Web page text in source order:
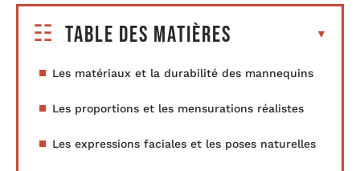
Table des matières
Les matériaux et la durabilité des mannequins
Les proportions et les mensurations réalistes
Les expressions faciales et les poses naturelles